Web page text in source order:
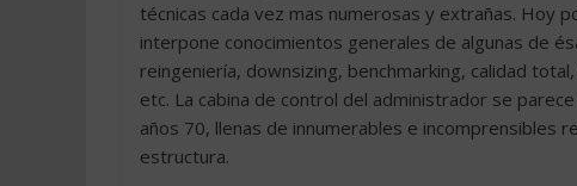
técnicas cada vez mas numerosas y extrañas. Hoy
interpone conocimientos generales de algunas de
reingeniería, downsizing, benchmarking, calidad
etc. La cabina de control del administrador se
años 70, llenas de innumerables e incomprensibles
estructura.